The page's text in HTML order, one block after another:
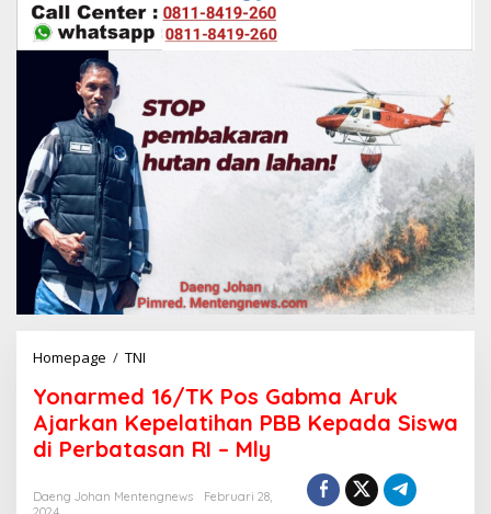
Homepage / TNI
n
a
r
m
d
Yonarmed 16/TK Pos Gabma Aruk
Ajarkan Kepelatihan PBB Kepada Siswa
di Perbatasan RI – Mly
Daeng Johan Mentengnews
Februari 28,